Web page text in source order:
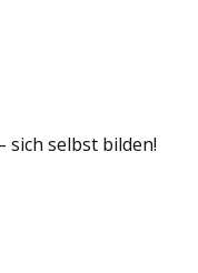
sich selbst bilden!